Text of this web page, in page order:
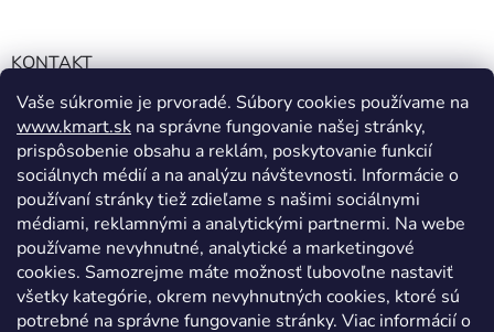
Vaše súkromie je prvoradé. Súbory cookies používame na
www.kmart.sk na správne fungovanie našej stránky,
prispôsobenie obsahu a reklám, poskytovanie funkcií
sociálnych médií a na analýzu návštevnosti. Informácie o
používaní stránky tiež zdieľame s našimi sociálnymi
médiami, reklamnými a analytickými partnermi. Na webe
používame nevyhnutné, analytické a marketingové
cookies. Samozrejme máte možnosť ľubovoľne nastaviť
všetky kategórie, okrem nevyhnutných cookies, ktoré sú
potrebné na správne fungovanie stránky. Viac informácií o
KONTAKT
info@kmart.sk
+421 947 979 193
+421 947 979 193
facebook.com/Kolieramarket